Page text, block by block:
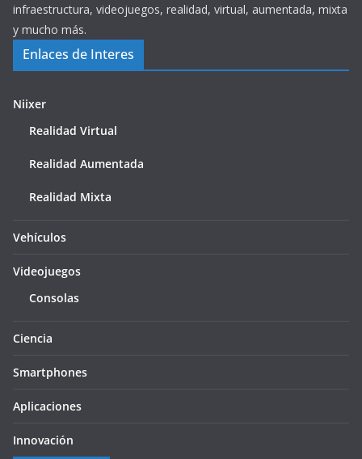
infraestructura, videojuegos, realidad, virtual, aumentada, mixta
y mucho más.
Enlaces de Interes
Niixer
Realidad Virtual
Realidad Aumentada
Realidad Mixta
Vehículos
Videojuegos
Consolas
Ciencia
Smartphones
Aplicaciones
Innovación